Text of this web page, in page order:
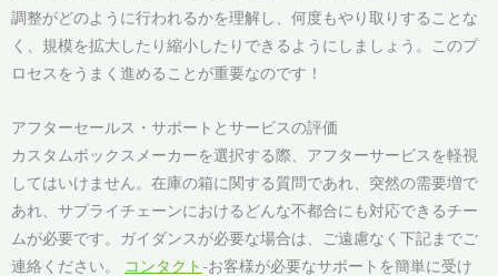
調整がどのように行われるかを理解し、何度もやり取りすることな
く、規模を拡大したり縮小したりできるようにしましょう。このプ
ロセスをうまく進めることが重要なのです！
アフターセールス・サポートとサービスの評価
カスタムボックスメーカーを選択する際、アフターサービスを軽視
してはいけません。在庫の箱に関する質問であれ、突然の需要増で
あれ、サプライチェーンにおけるどんな不都合にも対応できるチー
ムが必要です。ガイダンスが必要な場合は、ご遠慮なく下記までご
連絡ください。
コンタクト -お客様が必要なサポートを簡単に受け